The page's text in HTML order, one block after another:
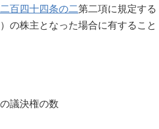
百四十四条の二第二項に規定する
の株主となった場合に有すること
議決権の数